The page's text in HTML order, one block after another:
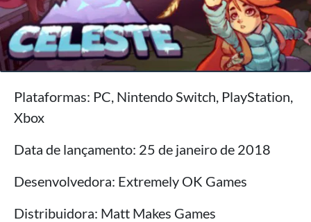
Plataformas: PC, Nintendo Switch, PlayStation,
Xbox
Data de lançamento: 25 de janeiro de 2018
Desenvolvedora: Extremely OK Games
Distribuidora: Matt Makes Games